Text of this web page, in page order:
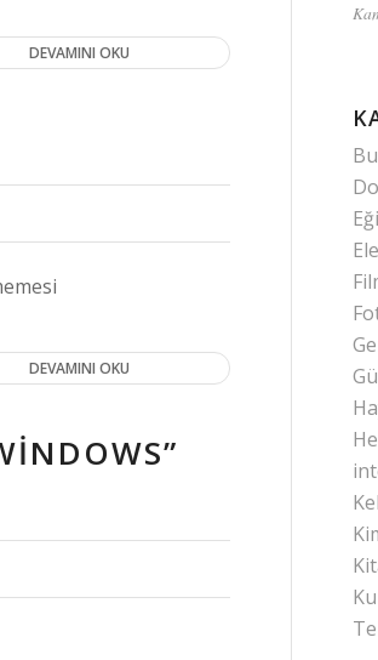
DEVAMINI OKU
DEVAMINI OKU